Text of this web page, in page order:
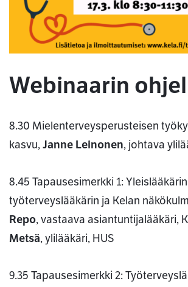
Webinaarin
8.30 Mielenterveysperusteisen
kasvu,Janne Leinonen, johtava
8.45 Tapausesimerkki 1:
työterveyslääkärin ja Kelan
Repo, vastaava asiantuntijalääkäri,
Metsä, ylilääkäri, HUS
9.35 Tapausesimerkki 2: